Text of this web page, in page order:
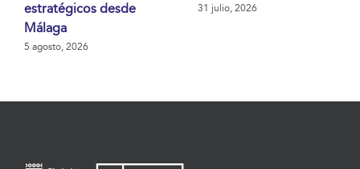
estratégicos desde
Málaga
5 agosto, 2026
31 julio, 2026